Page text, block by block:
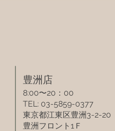
​豊洲店​
8:00〜20：00
TEL: 03-5859-0377
東京都江東区豊洲3-2-20
豊洲フロント1Ｆ